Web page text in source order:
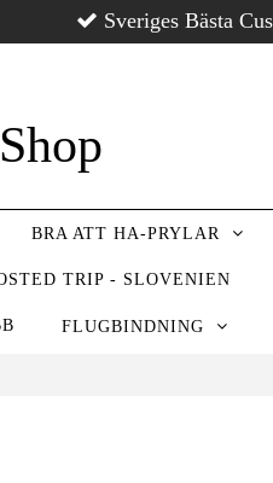
Sveriges Bästa
BRA ATT HA-PRYLAR
TRIP - SLOVENIEN
FLUGBINDNING